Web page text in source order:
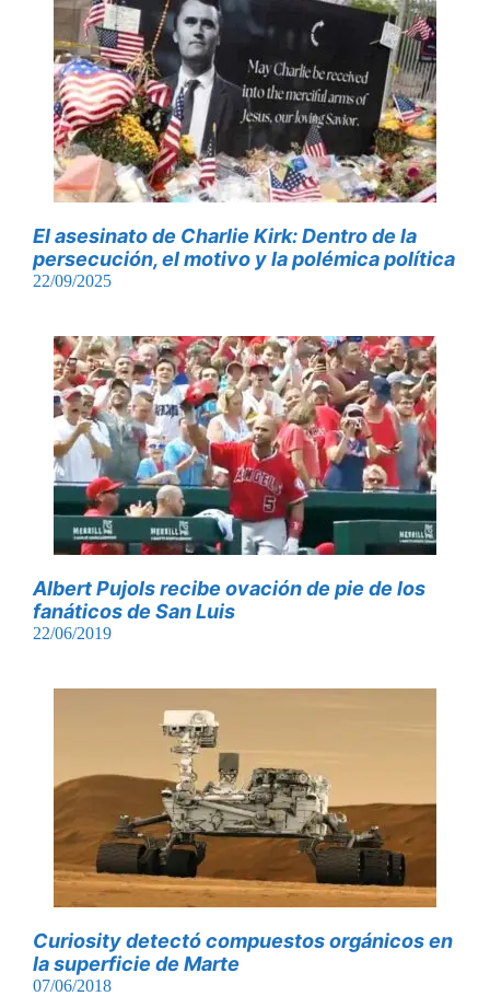
El asesinato de Charlie Kirk: Dentro de la
persecución, el motivo y la polémica política
22/09/2025
Albert Pujols recibe ovación de pie de los
fanáticos de San Luis
22/06/2019
Curiosity detectó compuestos orgánicos en
la superficie de Marte
07/06/2018